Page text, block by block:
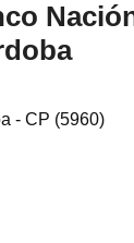
- CP (5960)